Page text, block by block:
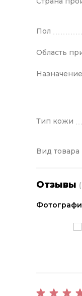
Пол
Область
Назначение
Тип кожи
Вид товара
Отзывы